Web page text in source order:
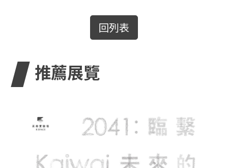
回列表
推薦展覽